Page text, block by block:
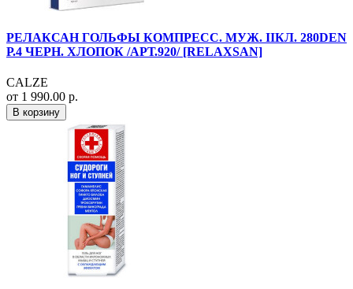
РЕЛАКСАН ГОЛЬФЫ КОМПРЕСС. МУЖ. IIКЛ. 280DEN
Р.4 ЧЕРН. ХЛОПОК /АРТ.920/ [RELAXSAN]
CALZE
от 1 990.00 р.
В корзину